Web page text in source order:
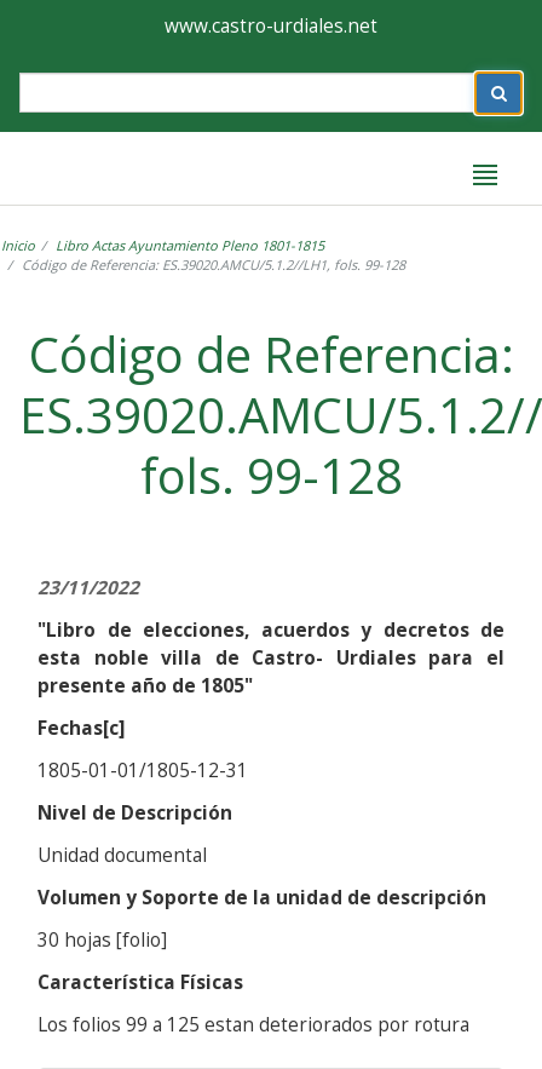
Ayuntamiento
de
Castro-
www.castro-urdiales.net
Inicio
Libro Actas Ayuntamiento Pleno 1801-1815
Código de Referencia: ES.39020.AMCU/5.1.2//LH1, fols. 99-128
Código de Referencia:
ES.39020.AMCU/
fols. 99-128
23/11/2022
"Libro de elecciones, acuerdos y decretos de
esta noble villa de Castro- Urdiales para el
presente año de 1805"
Fechas[c]
1805-01-01/1805-12-31
Nivel de Descripción
Unidad documental
Volumen y Soporte de la unidad de descripción
30 hojas [folio]
Característica Físicas
Los folios 99 a 125 estan deteriorados por rotura